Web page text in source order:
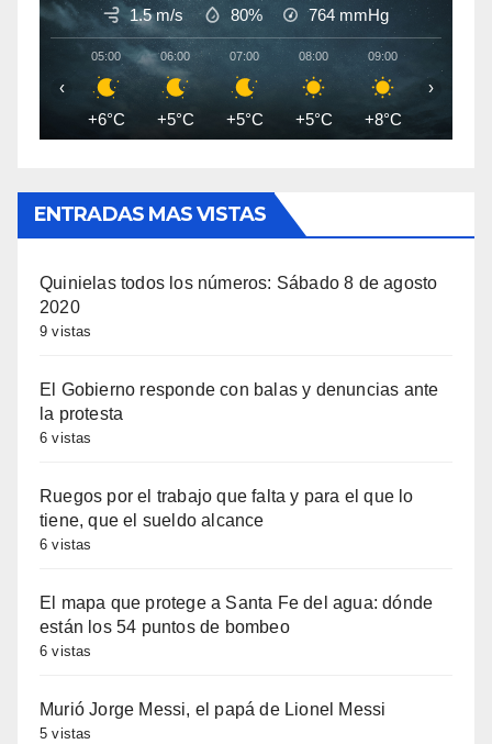
1.5 m/s 80% 764 mmHg
05:00
+6°C
06:00
+5°C
07:00
+5°C
08:00
+5°C
09:00
+8°C +11°C
‹ ›
ENTRADAS MAS VISTAS
Quinielas todos los números: Sábado 8 de agosto
2020
9 vistas
El Gobierno responde con balas y denuncias ante
la protesta
6 vistas
Ruegos por el trabajo que falta y para el que lo
tiene, que el sueldo alcance
6 vistas
El mapa que protege a Santa Fe del agua: dónde
están los 54 puntos de bombeo
6 vistas
Murió Jorge Messi, el papá de Lionel Messi
5 vistas